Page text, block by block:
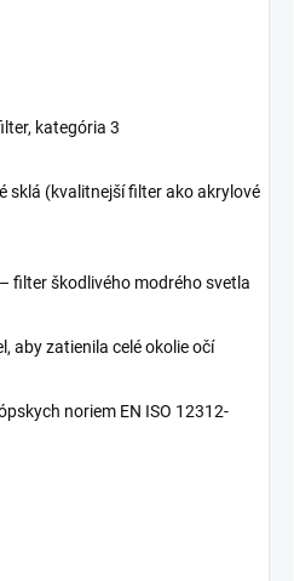
kategória 3
sklá (kvalitnejší filter ako akrylové
filter škodlivého modrého svetla
aby zatienila celé okolie očí
noriem EN ISO 12312-